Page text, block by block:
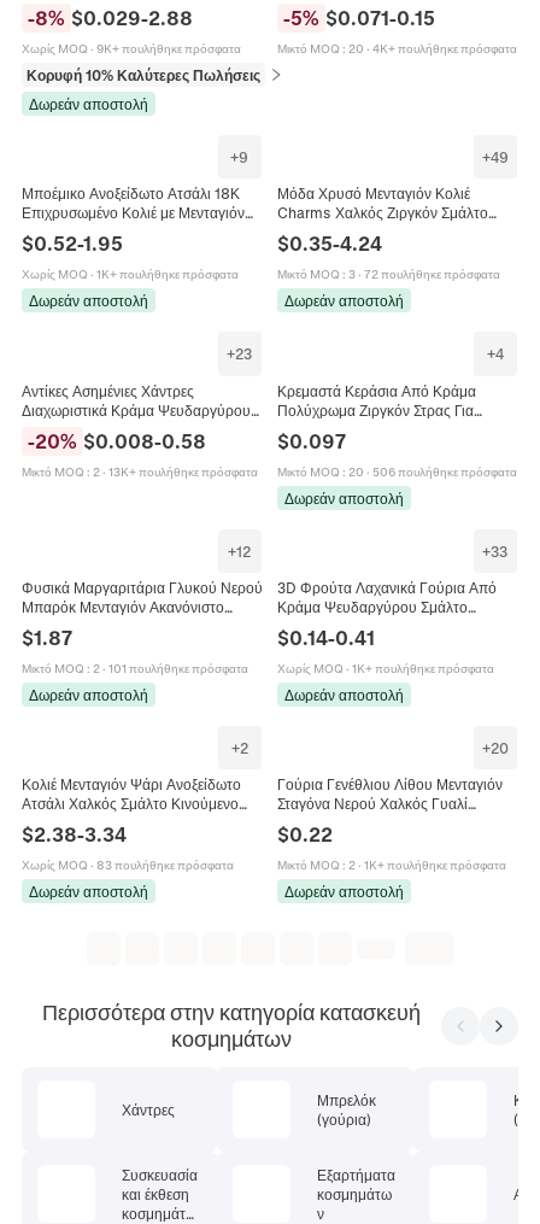
Κατασκευή Κοσμημάτων DIY
Βραχιόλι
-8% $0.029-2.88
Χωρίς MOQ · 9K+ πουλήθηκε πρόσφατα
Κορυφή 10% Καλύτερες Πωλήσεις
σε Μπρελόκ (γούρια)
Δωρεάν αποστολή
DIY Αξεσουάρ
-5% $0.071-0.15
Μικτό MOQ : 20 · 4K+ πουλήθηκε πρόσφατα
+9
Μποέμικο Ανοξείδωτο Ατσάλι 18Κ
Επιχρυσωμένο Κολιέ με Μενταγιόν
για Γυναίκες Με Κοχύλι Μαργαριτάρι
Καρδιά Πέταλο Μπότα Κοσμήματα
Διακοπών
$0.52-1.95
Χωρίς MOQ · 1K+ πουλήθηκε πρόσφατα
Δωρεάν αποστολή
+49
Μόδα Χρυσό Μενταγιόν Κολιέ
Charms Χαλκός Ζιργκόν Σμάλτο
Φεγγάρι Αστέρι Evil Eye Καρδιά
Αξεσουάρ Για Κατασκευή
Κοσμημάτων
$0.35-4.24
Μικτό MOQ : 3· 72 πουλήθηκε πρόσφατα
Δωρεάν αποστολή
+23
Αντίκες Ασημένιες Χάντρες
Διαχωριστικά Κράμα Ψευδαργύρου
Μενταγιόν Μοτίβα Λουλουδιών
-20% $0.008-0.58
Μικτό MOQ : 2· 13K+ πουλήθηκε πρόσφατα
+4
Κρεμαστά Κεράσια Από Κράμα
Πολύχρωμα Ζιργκόν Στρας Για
Σκουλαρίκια Κολιέ Γλυκό Στυλ
$0.097
Μικτό MOQ : 20 · 506 πουλήθηκε πρόσφατα
Δωρεάν αποστολή
+12
Φυσικά Μαργαριτάρια Γλυκού Νερού
Μπαρόκ Μενταγιόν Ακανόνιστο
Σχήμα Καρδιάς Αστέρι Λαμπερά
Γούρια Για Κατασκευή Κοσμημάτων
DIY Κολιέ
$1.87
Μικτό MOQ : 2· 101 πουλήθηκε πρόσφατα
Δωρεάν αποστολή
+33
3D Φρούτα Λαχανικά Γούρια Από
Κράμα Ψευδαργύρου Σμάλτο
Μενταγιόν Για DIY Κοσμήματα Κολιέ
Βραχιόλι Σκουλαρίκια Αξεσουάρ
$0.14-0.41
Χωρίς MOQ · 1K+ πουλήθηκε πρόσφατα
Δωρεάν αποστολή
+2
Κολιέ Μενταγιόν Ψάρι Ανοξείδωτο
Ατσάλι Χαλκός Σμάλτο Κινούμενο
Ζώο Γούρι Μοντέρνα Κοσμήματα Για
Γυναίκες Δώρο
$2.38-3.34
Χωρίς MOQ · 83 πουλήθηκε πρόσφατα
Δωρεάν αποστολή
+20
Γούρια Γενέθλιου Λίθου Μενταγιόν
Σταγόνα Νερού Χαλκός Γυαλί
Εξαρτήματα Κατασκευής
Κοσμημάτων Για Βραχιόλια Κολιέ
$0.22
Μικτό MOQ : 2· 1K+ πουλήθηκε πρόσφατα
Δωρεάν αποστολή
Περισσότερα στην κατηγορία κατασκευή
κοσμημάτων
Χάντρες
Συσκευασία
και έκθεση
κοσμημάτω
Μπρελόκ
(γούρια)
Εξαρτήματα
κοσμημάτω
ν